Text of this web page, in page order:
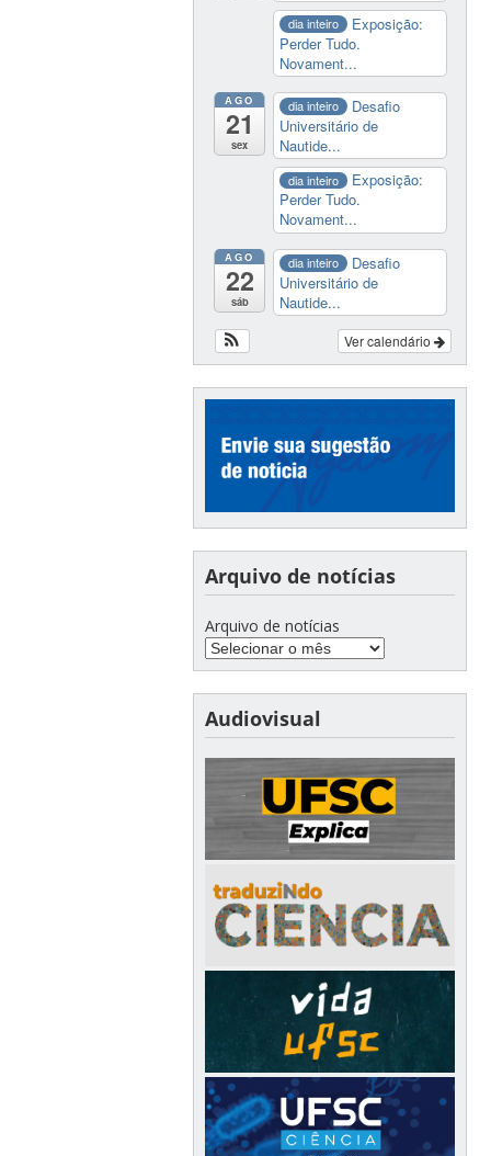
dia inteiro
Exposição:
Perder Tudo.
Novament...
AGO
21
sex
dia inteiro
Desafio
Universitário de
Nautide...
dia inteiro
Exposição:
Perder Tudo.
Novament...
AGO
22
sáb
dia inteiro
Desafio
Universitário de
Nautide...
Ver calendário
Arquivo de notícias
Arquivo de notícias
Audiovisual